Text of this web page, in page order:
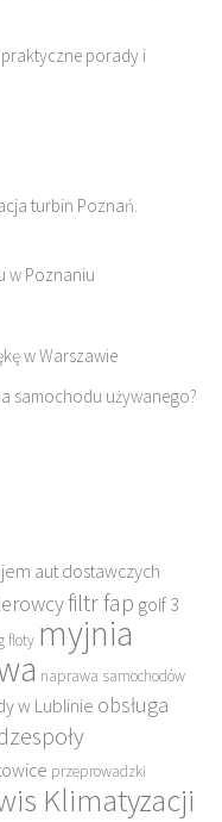
porady i
turbin Poznań.
w Poznaniu
w Warszawie
samochodu używanego?
aut dostawczych
filtr fap golf 3
floty myjnia
naprawa samochodów
w Lublinie obsługa
przeprowadzki
Klimatyzacji